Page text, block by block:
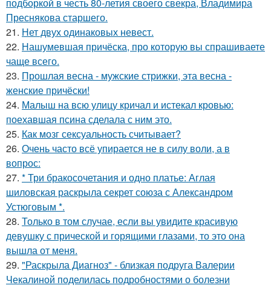
Преснякова старшего.
21. Нет двух одинаковых невест.
22. Нашумевшая причёска, про которую вы спрашиваете
чаще всего.
23. Прошлая весна - мужские стрижки, эта весна -
женские причёски!
24. Малыш на всю улицу кричал и истекал кровью:
поехавшая псина сделала с ним это.
25. Как мозг сексуальность считывает?
26. Очень часто всё упирается не в силу воли, а в
вопрос:
27. * Три бракосочетания и одно платье: Аглая
шиловская раскрыла секрет союза с Александром
Устюговым *.
28. Только в том случае, если вы увидите красивую
девушку с прической и горящими глазами, то это она
вышла от меня.
29. "Раскрыла Диагноз" - близкая подруга Валерии
Чекалиной поделилась подробностями о болезни